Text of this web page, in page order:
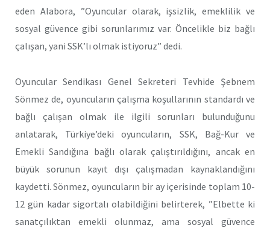
eden Alabora, ”Oyuncular olarak, işsizlik, emeklilik ve
sosyal güvence gibi sorunlarımız var. Öncelikle biz bağlı
çalışan, yani SSK’lı olmak istiyoruz” dedi.
Oyuncular Sendikası Genel Sekreteri Tevhide Şebnem
Sönmez de, oyuncuların çalışma koşullarının standardı ve
bağlı çalışan olmak ile ilgili sorunları bulunduğunu
anlatarak, Türkiye’deki oyuncuların, SSK, Bağ-Kur ve
Emekli Sandığına bağlı olarak çalıştırıldığını, ancak en
büyük sorunun kayıt dışı çalışmadan kaynaklandığını
kaydetti. Sönmez, oyuncuların bir ay içerisinde toplam 10-
12 gün kadar sigortalı olabildiğini belirterek, ”Elbette ki
sanatçılıktan emekli olunmaz, ama sosyal güvence